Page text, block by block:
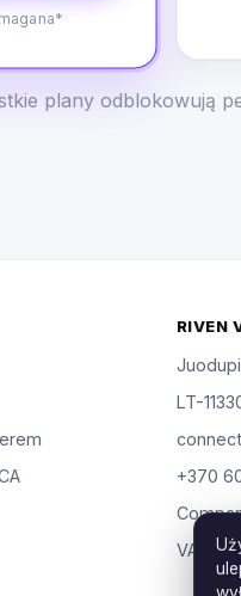
plany odblokowują
RIVEN
LT-
+370
VAT: